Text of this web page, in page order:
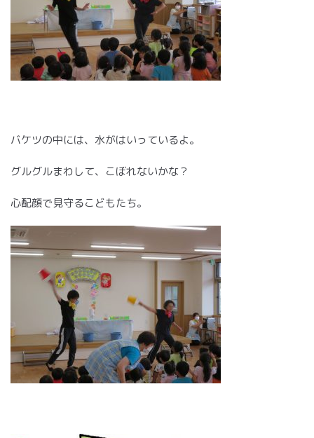
バケツの中には、水がはいっているよ。
グルグルまわして、こぼれないかな？
心配顔で見守るこどもたち。